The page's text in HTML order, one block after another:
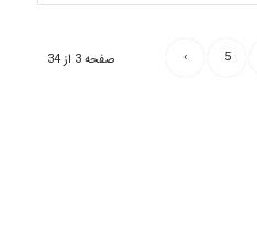
صفحه 3 از 34 5
›